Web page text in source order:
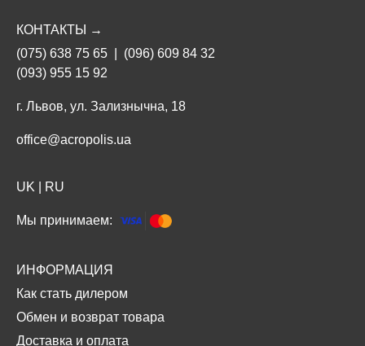
КОНТАКТЫ →
(075) 638 75 65
(096) 609 84 32
(093) 955 15 92
г. Львов, ул. Зализнычна, 18
office@acropolis.ua
UK RU
Мы принимаем:
ИНФОРМАЦИЯ
Как стать дилером
Обмен и возврат товара
Доставка и оплата